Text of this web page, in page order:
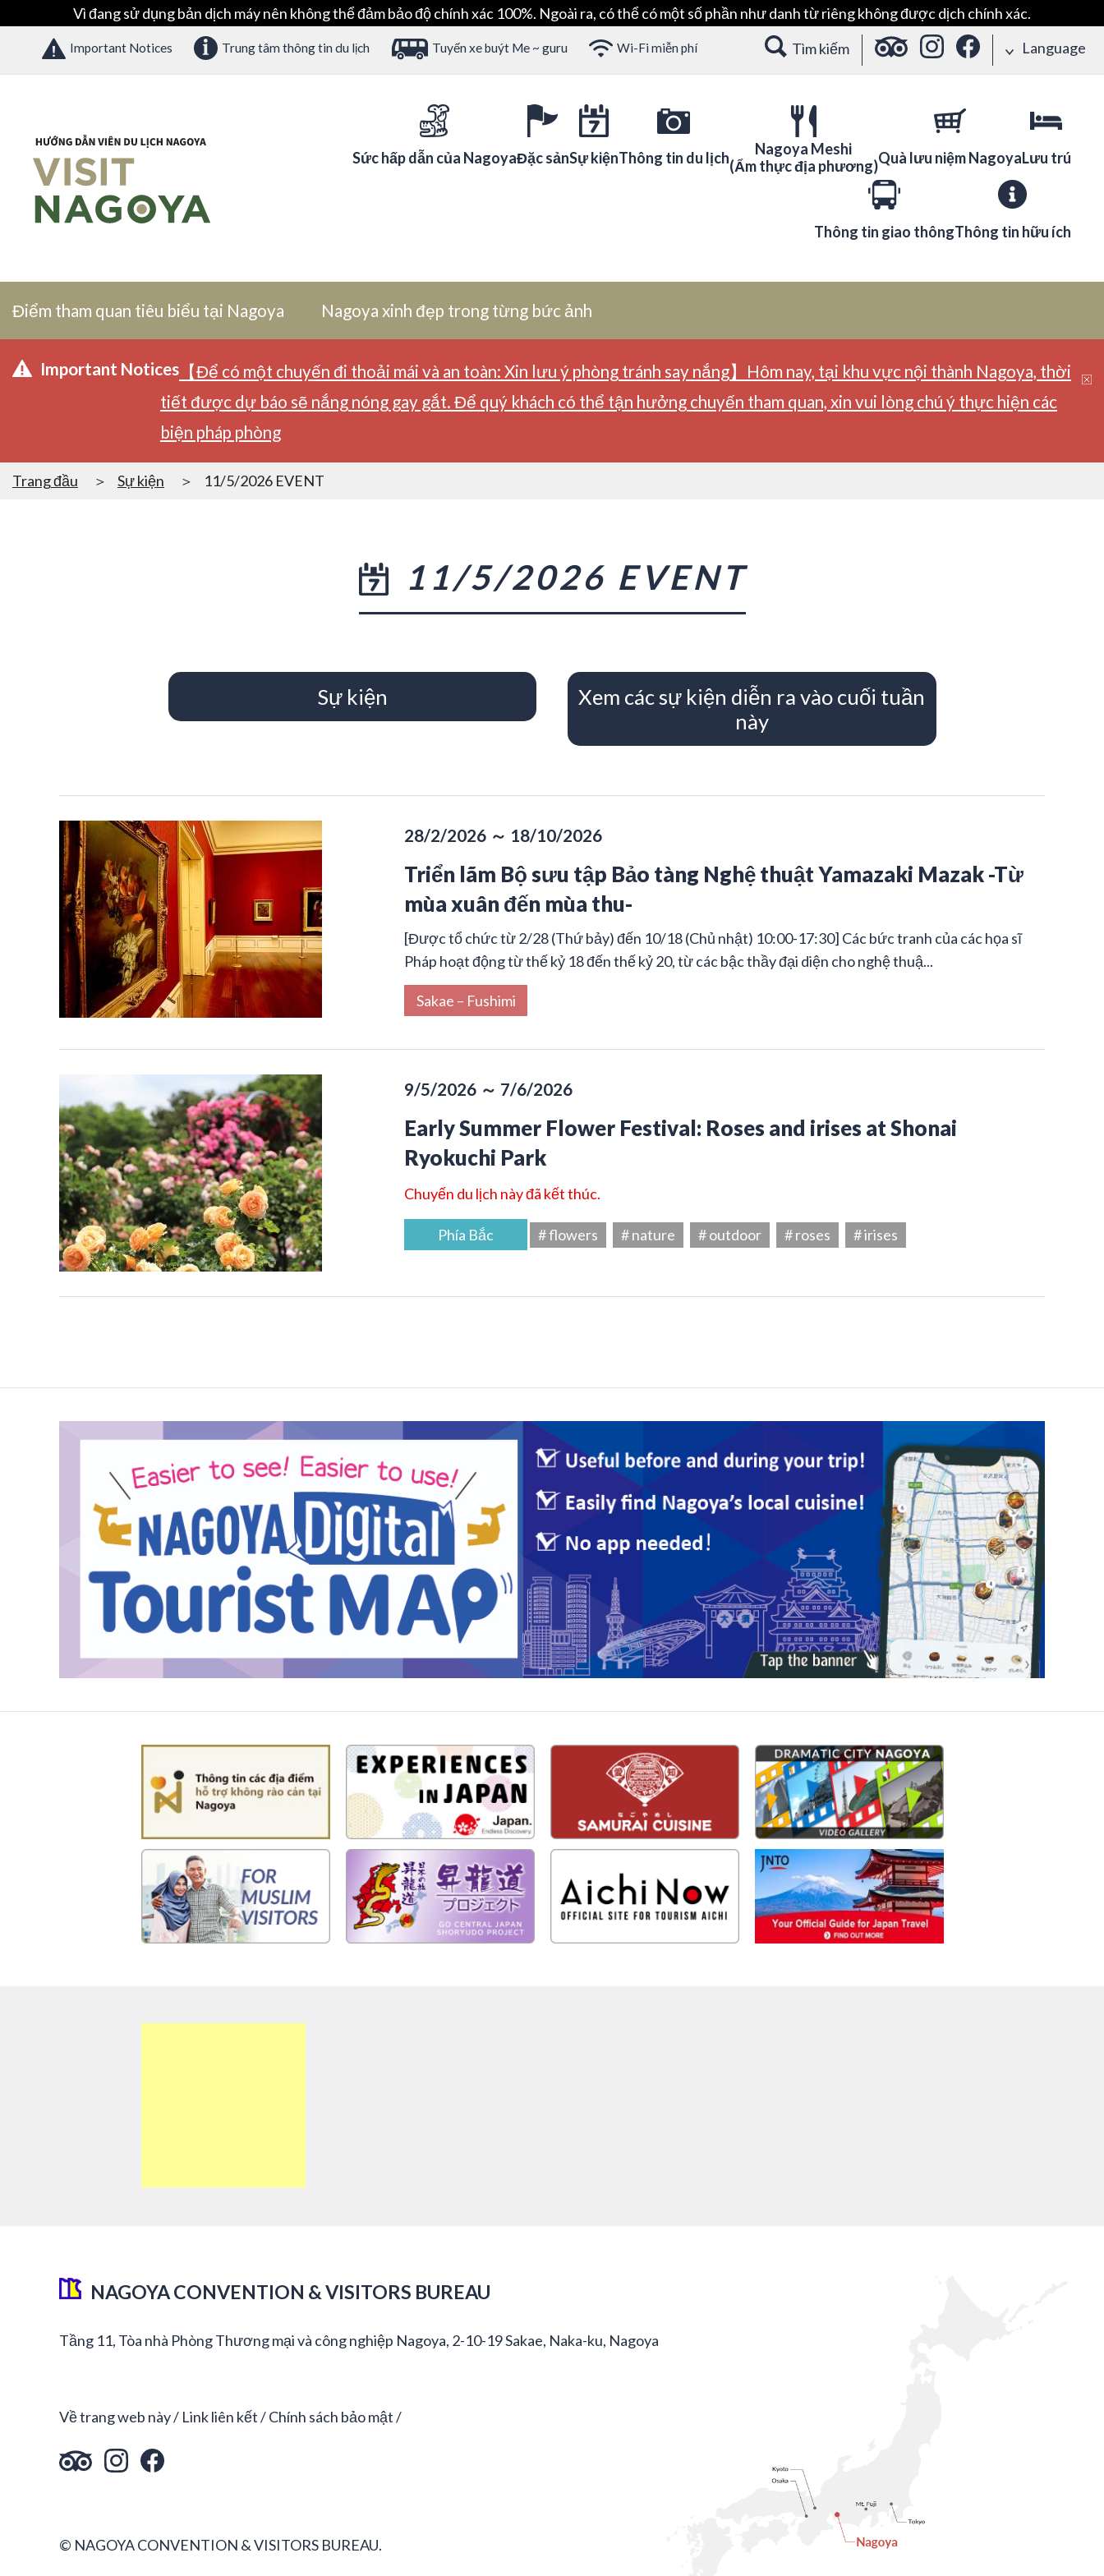
Vì đang sử dụng bản dịch máy nên không thể đảm bảo độ chính xác 100%. Ngoài ra, có thể có một số phần như danh từ riêng không được dịch chính xác.
Important Notices Trung tâm thông tin du lịch Tuyến xe buýt Me ~ guru Wi-Fi miễn phí Tìm kiếm Language
Sức hấp dẫn của NagoyaĐặc sảnSự kiệnThông tin du lịch
Nagoya Meshi
(Ẩm thực địa phương)Quà lưu niệm NagoyaLưu trú
Thông tin giao thôngThông tin hữu ích
Điểm tham quan tiêu biểu tại Nagoya Nagoya xinh đẹp trong từng bức ảnh
Important Notices 【Để có một chuyến đi thoải mái và an toàn: Xin lưu ý phòng tránh say nắng】Hôm nay, tại khu vực nội thành Nagoya, thời
tiết được dự báo sẽ nắng nóng gay gắt. Để quý khách có thể tận hưởng chuyến tham quan, xin vui lòng chú ý thực hiện các
biện pháp phòng
Trang đầu Sự kiện 11/5/2026 EVENT
11/5/2026 EVENT
Sự kiện
Xem các sự kiện diễn ra vào cuối tuần
này
28/2/2026 ～ 18/10/2026
Triển lãm Bộ sưu tập Bảo tàng Nghệ thuật Yamazaki Mazak -Từ
mùa xuân đến mùa thu-
[Được tổ chức từ 2/28 (Thứ bảy) đến 10/18 (Chủ nhật) 10:00-17:30] Các bức tranh của các họa sĩ
Pháp hoạt động từ thế kỷ 18 đến thế kỷ 20, từ các bậc thầy đại diện cho nghệ thuậ...
Sakae – Fushimi
9/5/2026 ～ 7/6/2026
Early Summer Flower Festival: Roses and irises at Shonai
Ryokuchi Park
Chuyến du lịch này đã kết thúc.
Phía Bắc # flowers # nature # outdoor # roses # irises
NAGOYA CONVENTION & VISITORS BUREAU
Tầng 11, Tòa nhà Phòng Thương mại và công nghiệp Nagoya, 2-10-19 Sakae, Naka-ku, Nagoya
Về trang web này Link liên kết Chính sách bảo mật
© NAGOYA CONVENTION & VISITORS BUREAU.